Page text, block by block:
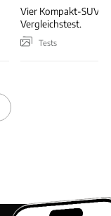
Vier Kompakt-SUV
Vergleichstest.
Tests